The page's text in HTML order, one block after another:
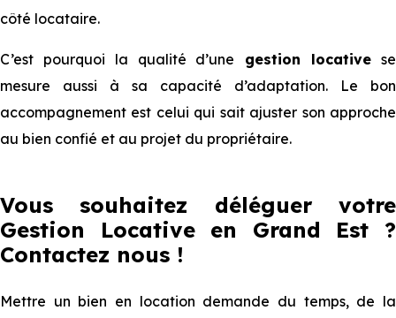
côté locataire.
C’est pourquoi la qualité d’une gestion locative se
mesure aussi à sa capacité d’adaptation. Le bon
accompagnement est celui qui sait ajuster son approche
au bien confié et au projet du propriétaire.
Vous souhaitez déléguer votre
Gestion Locative en Grand Est ?
Contactez nous !
Mettre un bien en location demande du temps, de la